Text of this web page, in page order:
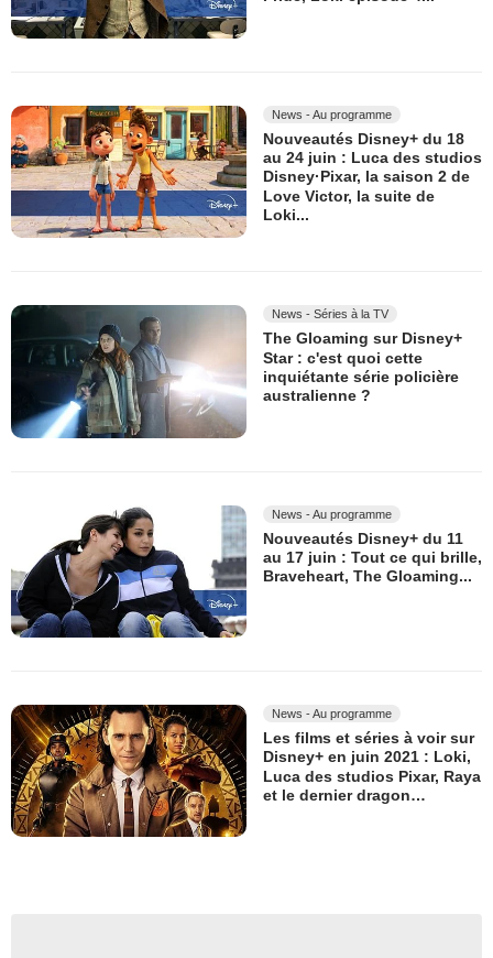
News - Au programme
Nouveautés Disney+ du 18
au 24 juin : Luca des studios
Disney·Pixar, la saison 2 de
Love Victor, la suite de
Loki...
News - Séries à la TV
The Gloaming sur Disney+
Star : c'est quoi cette
inquiétante série policière
australienne ?
News - Au programme
Nouveautés Disney+ du 11
au 17 juin : Tout ce qui brille,
Braveheart, The Gloaming...
News - Au programme
Les films et séries à voir sur
Disney+ en juin 2021 : Loki,
Luca des studios Pixar, Raya
et le dernier dragon…